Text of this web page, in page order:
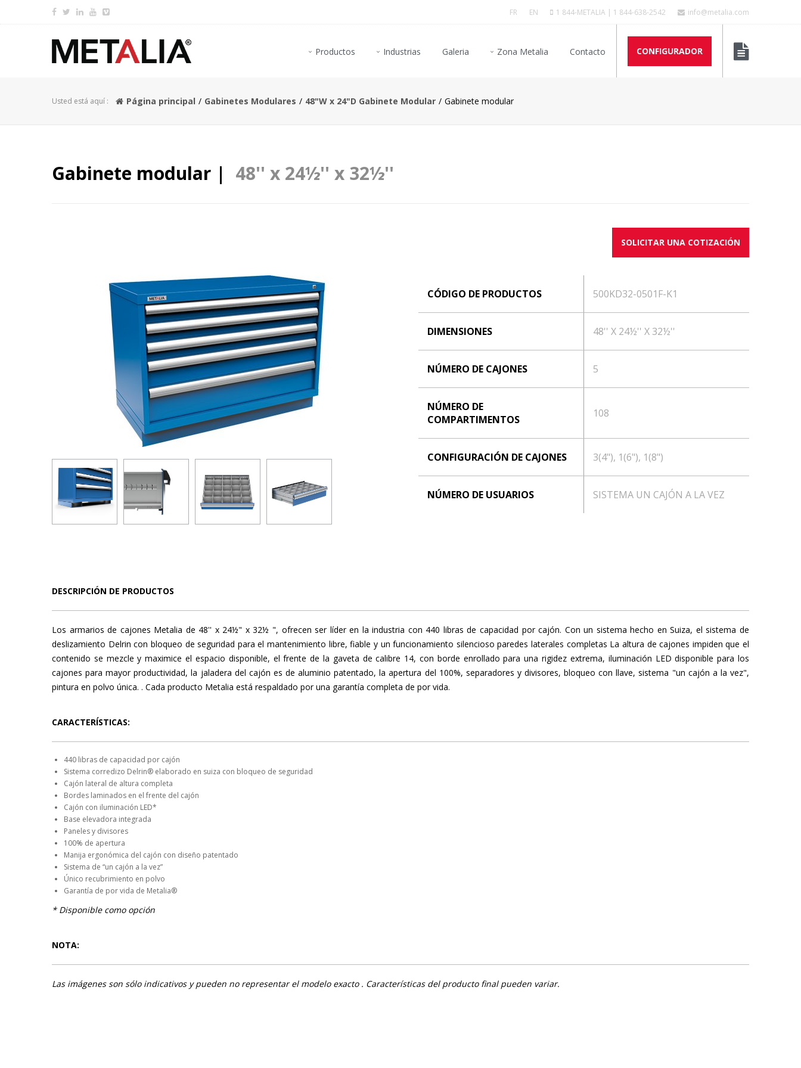
FR EN 1 844-METALIA | 1 844-638-2542 info@metalia.com
Productos Industrias Galeria Zona Metalia Contacto CONFIGURADOR
Usted está aquí : Página principal Gabinetes Modulares 48"W x 24"D Gabinete Modular Gabinete modular
Gabinete modular | 48'' x 24½'' x 32½''
SOLICITAR UNA COTIZACIÓN
CÓDIGO DE PRODUCTOS 500KD32-0501F-K1
DIMENSIONES 48'' X 24½'' X 32½''
NÚMERO DE CAJONES 5
NÚMERO DE
COMPARTIMENTOS
108
CONFIGURACIÓN DE CAJONES 3(4"), 1(6"), 1(8")
NÚMERO DE USUARIOS SISTEMA UN CAJÓN A LA VEZ
DESCRIPCIÓN DE PRODUCTOS
Los armarios de cajones Metalia de 48'' x 24½" x 32½ ", ofrecen ser líder en la industria con 440 libras de capacidad por cajón. Con un sistema hecho en Suiza, el sistema de
deslizamiento Delrin con bloqueo de seguridad para el mantenimiento libre, fiable y un funcionamiento silencioso paredes laterales completas La altura de cajones impiden que el
contenido se mezcle y maximice el espacio disponible, el frente de la gaveta de calibre 14, con borde enrollado para una rigidez extrema, iluminación LED disponible para los
cajones para mayor productividad, la jaladera del cajón es de aluminio patentado, la apertura del 100%, separadores y divisores, bloqueo con llave, sistema "un cajón a la vez",
pintura en polvo única. . Cada producto Metalia está respaldado por una garantía completa de por vida.
CARACTERÍSTICAS:
440 libras de capacidad por cajón
Sistema corredizo Delrin® elaborado en suiza con bloqueo de seguridad
Cajón lateral de altura completa
Bordes laminados en el frente del cajón
Cajón con iluminación LED*
Base elevadora integrada
Paneles y divisores
100% de apertura
Manija ergonómica del cajón con diseño patentado
Sistema de “un cajón a la vez”
Único recubrimiento en polvo
Garantía de por vida de Metalia®
* Disponible como opción
NOTA:
Las imágenes son sólo indicativos y pueden no representar el modelo exacto . Características del producto final pueden variar.